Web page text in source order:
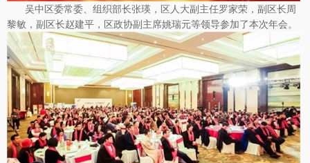
吴中区委常委、组织部长张瑛，区人大副主任罗家荣，副区长周
黎敏，副区长赵建平，区政协副主席姚瑞元等领导参加了本次年会。